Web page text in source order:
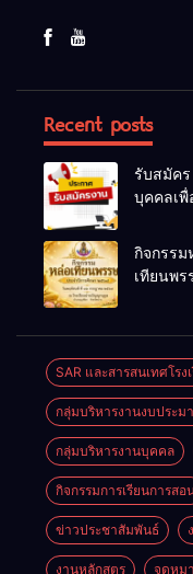
Recent posts
รับสมัคร
บุคคลเพื่
เลือกสรร
พนักงาน
กิจกรรม
เทียนพร
SAR และสารสนเทศโรง
กลุ่มบริหารงานงบประม
กลุ่มบริหารงานบุคคล
กิจกรรมการเรียนการสอ
ข่าวประชาสัมพันธ์
งานหลักสูตร จดหม